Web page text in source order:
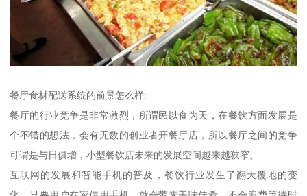
餐厅食材配送系统的前景怎么样:
餐厅的行业竞争是非常激烈，所谓民以食为天，在餐饮方面发展是
个不错的想法，会有无数的创业者开餐厅店，所以餐厅之间的竞争
可谓是与日俱增，小型餐饮店未来的发展空间越来越狭窄。
互联网的发展和智能手机的普及，餐饮行业发生了翻天覆地的变